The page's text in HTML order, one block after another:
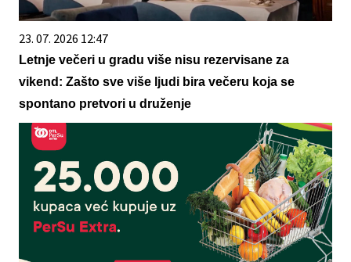
23. 07. 2026 12:47
Letnje večeri u gradu više nisu rezervisane za
vikend: Zašto sve više ljudi bira večeru koja se
spontano pretvori u druženje